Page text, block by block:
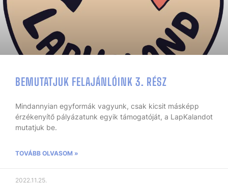
BEMUTATJUK FELAJÁNLÓINK 3. RÉSZ
Mindannyian egyformák vagyunk, csak kicsit másképp
érzékenyítő pályázatunk egyik támogatóját, a LapKalandot
mutatjuk be.
TOVÁBB OLVASOM »
2022.11.25.